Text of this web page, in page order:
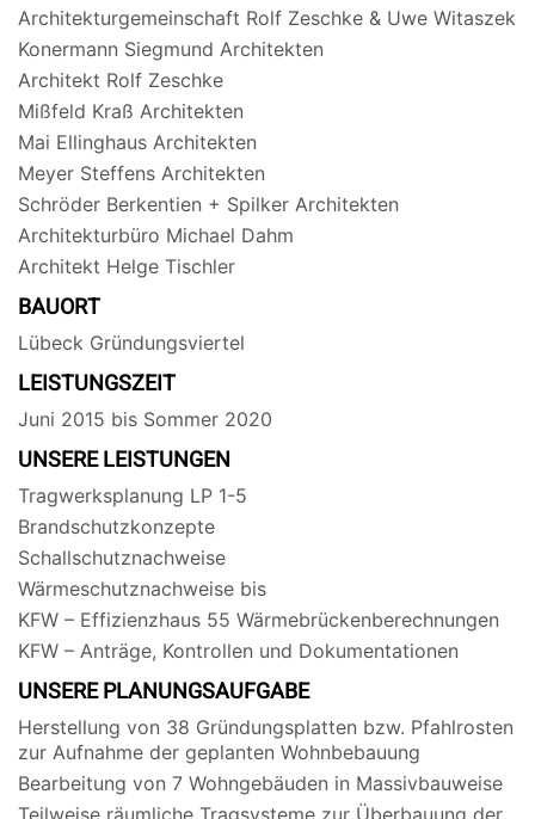
Architekturgemeinschaft Rolf Zeschke & Uwe Witaszek
Konermann Siegmund Architekten
Architekt Rolf Zeschke
Mißfeld Kraß Architekten
Mai Ellinghaus Architekten
Meyer Steffens Architekten
Schröder Berkentien + Spilker Architekten
Architekturbüro Michael Dahm
Architekt Helge Tischler
BAUORT
Lübeck Gründungsviertel
LEISTUNGSZEIT
Juni 2015 bis Sommer 2020
UNSERE LEISTUNGEN
Tragwerksplanung LP 1-5
Brandschutzkonzepte
Schallschutznachweise
Wärmeschutznachweise bis
KFW – Effizienzhaus 55 Wärmebrückenberechnungen
KFW – Anträge, Kontrollen und Dokumentationen
UNSERE PLANUNGSAUFGABE
Herstellung von 38 Gründungsplatten bzw. Pfahlrosten
zur Aufnahme der geplanten Wohnbebauung
Bearbeitung von 7 Wohngebäuden in Massivbauweise
Teilweise räumliche Tragsysteme zur Überbauung der